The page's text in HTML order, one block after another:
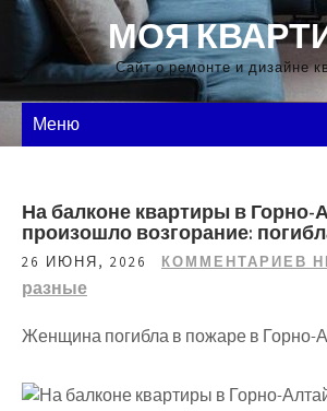
Перейти
содержимому
МОЯ
Сайт о ремонте и дизайне
Меню
На балконе квартиры в Горно-
произошло возгорание:
26 ИЮНЯ, 2026 КОММЕНТАРИЕВ
разные
Женщина погибла в пожаре в Горно-